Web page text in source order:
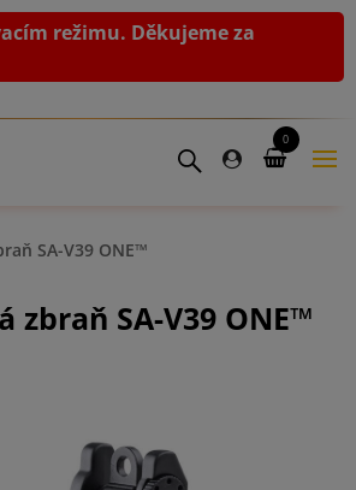
režimu. Děkujeme za
0
SA-V39 ONE™
zbraň SA-V39 ONE™